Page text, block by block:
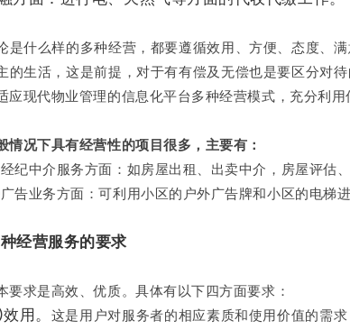
什么样的多种经营，都要遵循效用、方便、态度、满
的生活，这是前提，对于有有偿及无偿也是要区分对
应现代物业管理的信息化平台多种经营模式，充分利用
情况下具有经营性的项目很多，主要有：
介服务方面：如房屋出租、出卖中介，房屋评估、
务方面：可利用小区的户外广告牌和小区的电梯进
经营服务的要求
求是高效、优质。具体有以下四方面要求：
用。 这是用户对服务者的相应素质和使用价值的需